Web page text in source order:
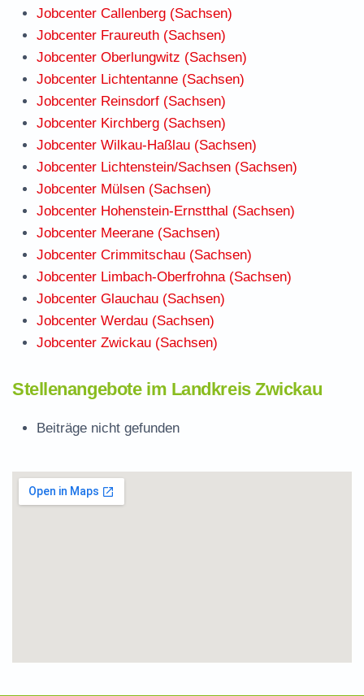
Jobcenter Callenberg (Sachsen)
Jobcenter Fraureuth (Sachsen)
Jobcenter Oberlungwitz (Sachsen)
Jobcenter Lichtentanne (Sachsen)
Jobcenter Reinsdorf (Sachsen)
Jobcenter Kirchberg (Sachsen)
Jobcenter Wilkau-Haßlau (Sachsen)
Jobcenter Lichtenstein/Sachsen (Sachsen)
Jobcenter Mülsen (Sachsen)
Jobcenter Hohenstein-Ernstthal (Sachsen)
Jobcenter Meerane (Sachsen)
Jobcenter Crimmitschau (Sachsen)
Jobcenter Limbach-Oberfrohna (Sachsen)
Jobcenter Glauchau (Sachsen)
Jobcenter Werdau (Sachsen)
Jobcenter Zwickau (Sachsen)
Stellenangebote im Landkreis Zwickau
Beiträge nicht gefunden